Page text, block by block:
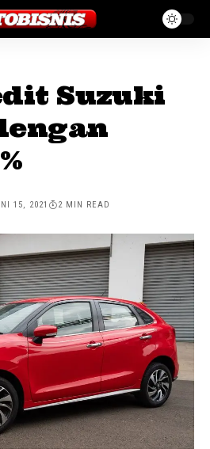
Suzuki
15, 2021 2 MIN READ